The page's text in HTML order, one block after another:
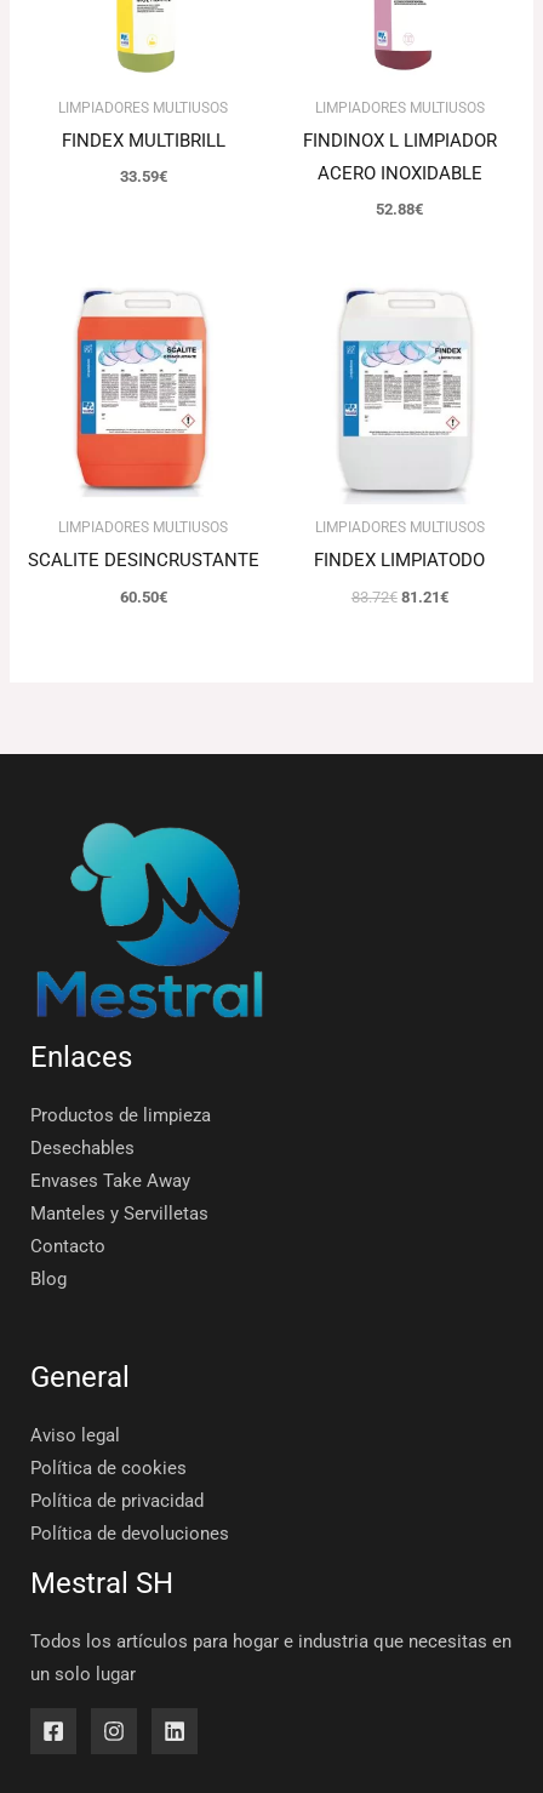
LIMPIADORES MULTIUSOS
FINDEX MULTIBRILL
33.59€
LIMPIADORES MULTIUSOS
FINDINOX L LIMPIADOR
ACERO INOXIDABLE
52.88€
LIMPIADORES MULTIUSOS
SCALITE DESINCRUSTANTE
60.50€
LIMPIADORES MULTIUSOS
FINDEX LIMPIATODO
83.72€
precio
era:
83.72€.
81.21€
precio
es:
81.21€.
Enlaces
Productos de limpieza
Desechables
Envases Take Away
Manteles y Servilletas
Contacto
Blog
General
Aviso legal
Política de cookies
Política de privacidad
Política de devoluciones
Mestral SH
Todos los artículos para hogar e industria que necesitas en
un solo lugar